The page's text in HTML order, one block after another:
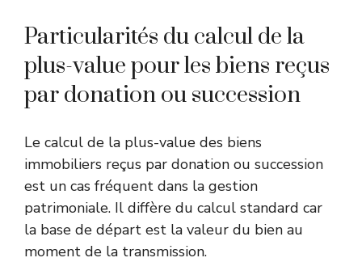
Particularités du calcul de la
plus-value pour les biens reçus
par donation ou succession
Le calcul de la plus-value des biens
immobiliers reçus par donation ou succession
est un cas fréquent dans la gestion
patrimoniale. Il diffère du calcul standard car
la base de départ est la valeur du bien au
moment de la transmission.